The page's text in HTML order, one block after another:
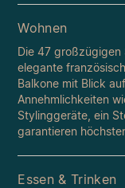
Wohnen
Die 47 großzügigen
elegante
Balkone mit Blick
Annehmlichkeiten
Stylinggeräte, ein
garantieren
Essen & Trinken